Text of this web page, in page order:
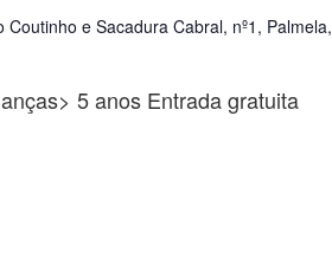
Coutinho e Sacadura Cabral, nº1, Palmela,
5 anos Entrada gratuita